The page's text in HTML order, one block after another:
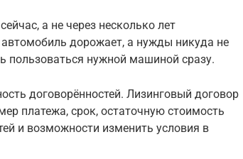
а не через несколько лет
дорожает, а нужды никуда не
пользоваться нужной машиной сразу.
договорённостей. Лизинговый договор
платежа, срок, остаточную стоимость
и возможности изменить условия в